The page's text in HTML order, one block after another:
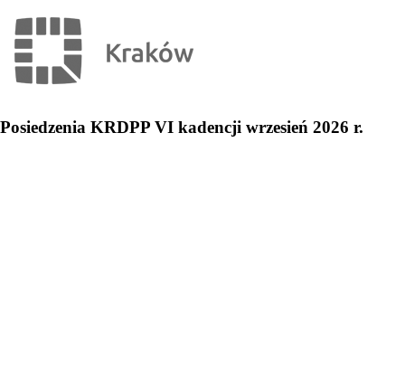
Posiedzenia KRDPP VI kadencji wrzesień 2026 r.